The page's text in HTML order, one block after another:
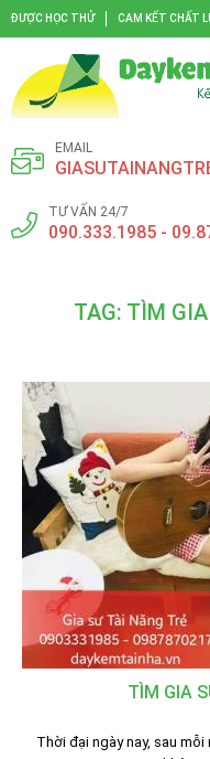
ĐƯỢC HỌC THỬ CAM KẾT CHẤT
EMAIL
TƯ VẤN 24/7
090.333.1985 -
TAG: TÌM
TÌM GIA
Thời đại ngày nay, sau